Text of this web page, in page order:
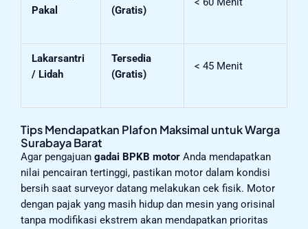
Pakal
(Gratis)
Lakarsantri
/ Lidah
Tersedia
(Gratis)
< 45 Menit
Tips Mendapatkan Plafon Maksimal untuk Warga
Surabaya Barat
Agar pengajuan gadai BPKB motor Anda mendapatkan
nilai pencairan tertinggi, pastikan motor dalam kondisi
bersih saat surveyor datang melakukan cek fisik. Motor
dengan pajak yang masih hidup dan mesin yang orisinal
tanpa modifikasi ekstrem akan mendapatkan prioritas